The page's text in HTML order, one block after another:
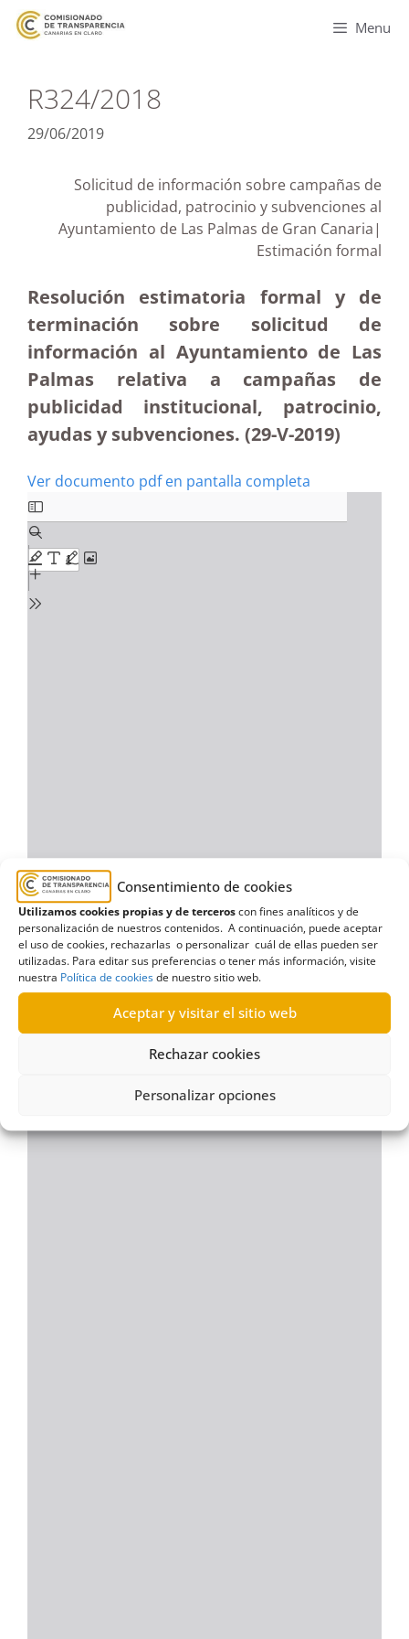
Consentimiento de cookies
Utilizamos cookies propias y de terceroscon fines analíticos y de
personalización de nuestros contenidos. A continuación, puede aceptar
el uso de cookies, rechazarlas o personalizar cuál de ellas pueden ser
utilizadas. Para editar sus preferencias o tener más información, visite
nuestra Política de cookiesde nuestro sitio web.
Aceptar y visitar el sitio web
Rechazar cookies
Personalizar opciones
Menu
R324/2018
29/06/2019
Solicitud de información sobre campañas de
publicidad, patrocinio y subvenciones al
Ayuntamiento de Las Palmas de Gran Canaria|
Estimación formal
Resolución estimatoria formal y de
terminación sobre solicitud de
información al Ayuntamiento de Las
Palmas relativa a campañas de
publicidad institucional, patrocinio,
ayudas y subvenciones. (29-V-2019)
Ver documento pdf en pantalla completa